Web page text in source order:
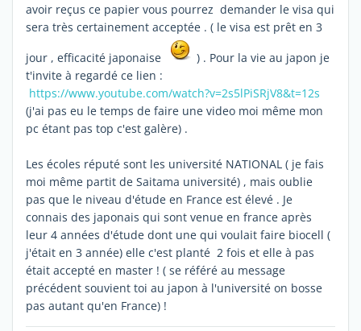
avoir reçus ce papier vous pourrez demander le visa qui
sera très certainement acceptée . ( le visa est prêt en 3
jour , efficacité japonaise
) . Pour la vie au japon je
t'invite à regardé ce lien :
https://www.youtube.com/watch?v=2s5lPiSRjV8&t=12s
(j'ai pas eu le temps de faire une video moi même mon
pc étant pas top c'est galère) .
Les écoles réputé sont les université NATIONAL ( je fais
moi même partit de Saitama université) , mais oublie
pas que le niveau d'étude en France est élevé . Je
connais des japonais qui sont venue en france après
leur 4 années d'étude dont une qui voulait faire biocell (
j'était en 3 année) elle c'est planté 2 fois et elle à pas
était accepté en master ! ( se référé au message
précédent souvient toi au japon à l'université on bosse
pas autant qu'en France) !